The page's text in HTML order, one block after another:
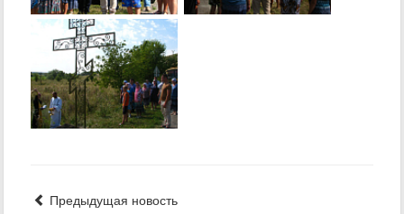
Предыдущая новость